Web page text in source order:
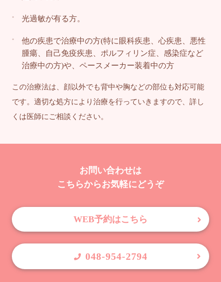
光過敏が有る方。
他の疾患で治療中の方(特に眼科疾患、心疾患、悪性
腫瘍、自己免疫疾患、ポルフィリン症、感染症など
治療中の方)や、ペースメーカー装着中の方
この治療法は、顔以外でも背中や胸などの部位も対応可能
です。適切な処方により治療を行っていきますので、詳し
くは医師にご相談ください。
お問い合わせは
こちらからお気軽にどうぞ
WEB予約はこちら
048-954-2794